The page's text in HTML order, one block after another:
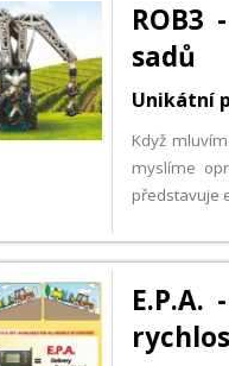
sadů
Unikátní
Když
myslíme
představuje